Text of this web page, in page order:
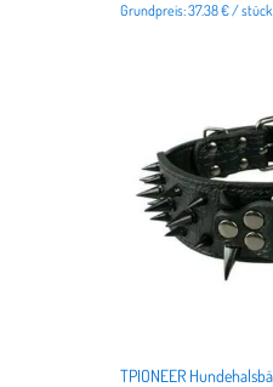
Grundpreis: 37.38 € / stück